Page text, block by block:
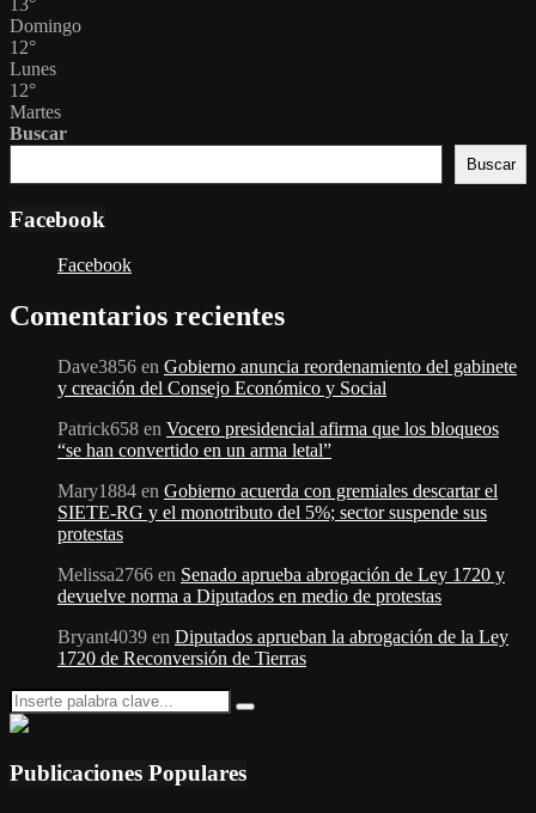
13°
Domingo
12°
Lunes
12°
Martes
Buscar
Buscar
Facebook
Facebook
Comentarios recientes
Dave3856 en Gobierno anuncia reordenamiento del gabinete
y creación del Consejo Económico y Social
Patrick658 en Vocero presidencial afirma que los bloqueos
“se han convertido en un arma letal”
Mary1884 en Gobierno acuerda con gremiales descartar el
SIETE-RG y el monotributo del 5%; sector suspende sus
protestas
Melissa2766 en Senado aprueba abrogación de Ley 1720 y
devuelve norma a Diputados en medio de protestas
Bryant4039 en Diputados aprueban la abrogación de la Ley
1720 de Reconversión de Tierras
Search
for:
Search
Publicaciones Populares